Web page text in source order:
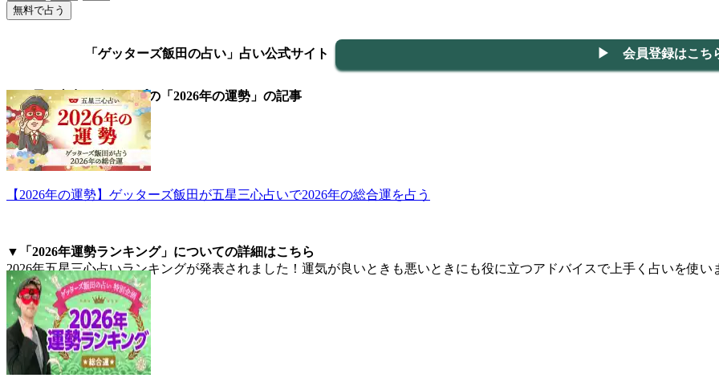
無料で占う
「ゲッターズ飯田の占い」占い公式サイト ▶ 会員登録はこち
▼五星三心占い全タイプの「2026年の運勢」の記事
【2026年の運勢】ゲッターズ飯田が五星三心占いで2026年の総合運を占う
▼「2026年運勢ランキング」についての詳細はこちら
2026年五星三心占いランキングが発表されました！運気が良いときも悪いときにも役に立つアドバイスで上手く占いを使い